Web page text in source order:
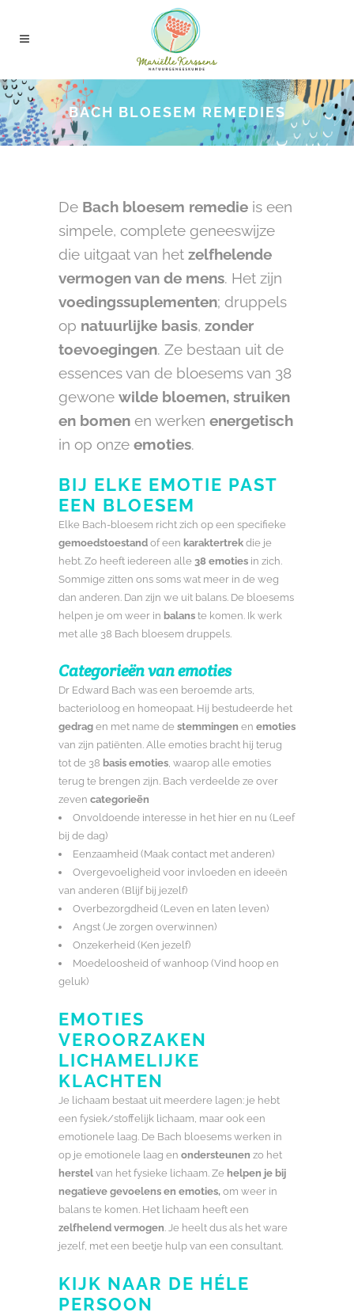
BACH BLOESEM REMEDIES
De Bach bloesem remedie is een
simpele, complete geneeswijze
die uitgaat van het zelfhelende
vermogen van de mens. Het zijn
voedingssuplementen; druppels
op natuurlijke basis, zonder
toevoegingen. Ze bestaan uit de
essences van de bloesems van 38
gewone wilde bloemen, struiken
en bomen en werken energetisch
in op onze emoties.
BIJ ELKE EMOTIE PAST
EEN BLOESEM
Elke Bach-bloesem richt zich op een specifieke
gemoedstoestand of een karaktertrek die je
hebt. Zo heeft iedereen alle 38 emoties in zich.
Sommige zitten ons soms wat meer in de weg
dan anderen. Dan zijn we uit balans. De bloesems
helpen je om weer in balans te komen. Ik werk
met alle 38 Bach bloesem druppels.
Categorieën van emoties
Dr Edward Bach was een beroemde arts,
bacterioloog en homeopaat. Hij bestudeerde het
gedrag en met name de stemmingen en emoties
van zijn patiënten. Alle emoties bracht hij terug
tot de 38 basis emoties, waarop alle emoties
terug te brengen zijn. Bach verdeelde ze over
zeven categorieën
Onvoldoende interesse in het hier en nu (Leef
bij de dag)
Eenzaamheid (Maak contact met anderen)
Overgevoeligheid voor invloeden en ideeën
van anderen (Blijf bij jezelf)
Overbezorgdheid (Leven en laten leven)
Angst (Je zorgen overwinnen)
Onzekerheid (Ken jezelf)
Moedeloosheid of wanhoop (Vind hoop en
geluk)
EMOTIES
VEROORZAKEN
LICHAMELIJKE
KLACHTEN
Je lichaam bestaat uit meerdere lagen: je hebt
een fysiek/stoffelijk lichaam, maar ook een
emotionele laag. De Bach bloesems werken in
op je emotionele laag en ondersteunen zo het
herstel van het fysieke lichaam. Ze helpen je bij
negatieve gevoelens en emoties, om weer in
balans te komen. Het lichaam heeft een
zelfhelend vermogen. Je heelt dus als het ware
jezelf, met een beetje hulp van een consultant.
KIJK NAAR DE HÉLE
PERSOON